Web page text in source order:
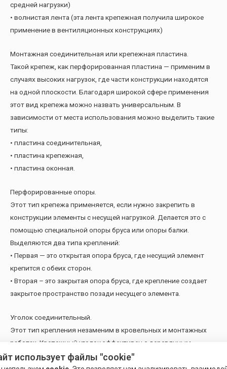
средней нагрузки)
• волнистая лента (эта лента крепежная получила широкое
применение в вентиляционных конструкциях)
Монтажная соединительная или крепежная пластина.
Такой крепеж, как перфорированная пластина — применим в
случаях высоких нагрузок, где части конструкции находятся
на одной плоскости. Благодаря широкой сфере применения
этот вид крепежа можно назвать универсальным. В
зависимости от места использования можно выделить такие
типы:
• пластина соединительная,
• пластина крепежная,
• пластина оконная.
Перфорированные опоры.
Этот тип крепежа применяется, если нужно закрепить в
конструкции элементы с несущей нагрузкой. Делается это с
помощью специальной опоры бруса или опоры балки.
Выделяются два типа креплений:
• Первая — это открытая опора бруса, где несущий элемент
крепится с обеих сторон.
• Вторая – это закрытая опора бруса, где крепление создает
закрытое пространство позади несущего элемента.
Уголок соединительный.
Этот тип крепления незаменим в кровельных и монтажных
работах. Крепежный уголок эффективен с деревянным
материалом и легко монтируется гвоздями или шурупами. В
использует файлы "cookie"